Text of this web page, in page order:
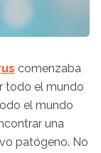
comenzaba
todo el mundo
el mundo
una
patógeno. No